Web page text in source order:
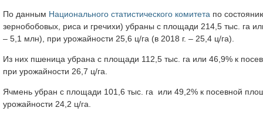
По данным Национального статистического комитета по
зернобобовых, риса и гречихи) убраны с площади 214,5 тыс. га
– 5,1 млн), при урожайности 25,6 ц/га (в 2018 г. – 25,4 ц/га).
Из них пшеница убрана с площади 112,5 тыс. га или 46,9% к
при урожайности 26,7 ц/га.
Ячмень убран с площади 101,6 тыс. га или 49,2% к посевной
урожайности 24,2 ц/га.